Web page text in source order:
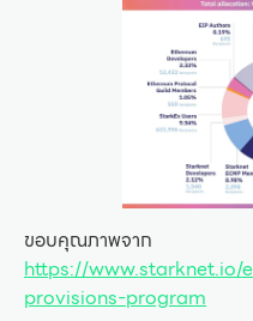
ขอบคุณภาพจาก
https://www.starknet.io/
provisions-program